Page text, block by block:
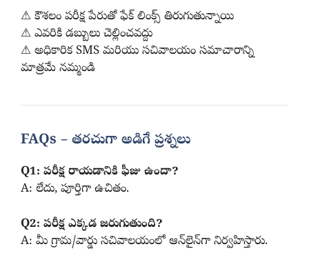
⚠ కౌశలం పరీక్ష పేరుతో ఫేక్ లింక్స్ తిరుగుతున్నాయి
⚠ ఎవరికి డబ్బులు చెల్లించవద్దు
⚠ అధికారిక SMS మరియు సచివాలయం సమాచారాన్ని
మాత్రమే నమ్మండి
FAQs – తరచుగా అడిగే ప్రశ్నలు
Q1: పరీక్ష రాయడానికి ఫీజు ఉందా?
A: లేదు, పూర్తిగా ఉచితం.
Q2: పరీక్ష ఎక్కడ జరుగుతుంది?
A: మీ గ్రామ/వార్డు సచివాలయంలో ఆన్‌లైన్‌గా నిర్వహిస్తారు.